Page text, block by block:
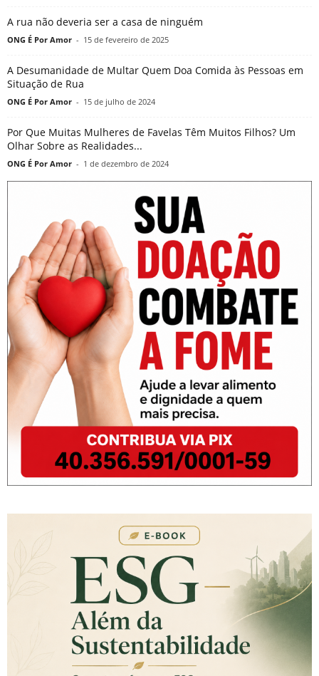
A rua não deveria ser a casa de ninguém
ONG É Por Amor - 15 de fevereiro de 2025
A Desumanidade de Multar Quem Doa Comida às Pessoas em
Situação de Rua
ONG É Por Amor - 15 de julho de 2024
Por Que Muitas Mulheres de Favelas Têm Muitos Filhos? Um
Olhar Sobre as Realidades...
ONG É Por Amor - 1 de dezembro de 2024